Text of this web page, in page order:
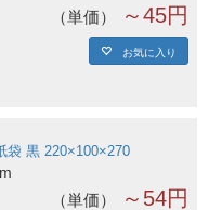
単価 ～45円
お気に入り
袋 黒 220×100×270
単価 ～54円